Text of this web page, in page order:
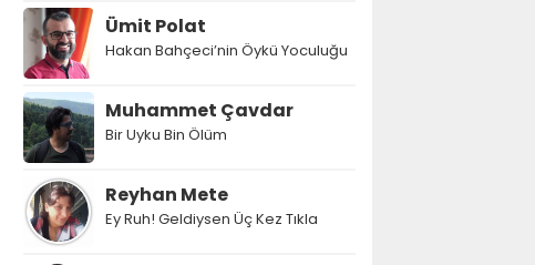
Ümit Polat
Hakan Bahçeci’nin Öykü Yoculuğu
Muhammet Çavdar
Bir Uyku Bin Ölüm
Reyhan Mete
Ey Ruh! Geldiysen Üç Kez Tıkla